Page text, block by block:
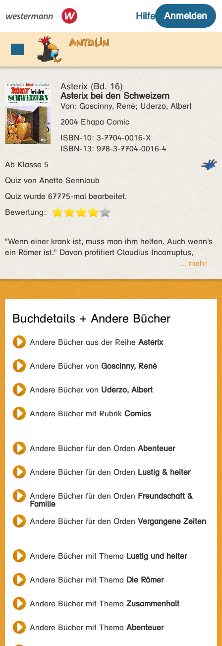
Asterix (Bd. 16)
Asterix bei den Schweizern
Von: Goscinny, René; Uderzo, Albert
2004 Ehapa Comic
ISBN‑10: 3-7704-0016-X
ISBN‑13: 978-3-7704-0016-4
Ab Klasse 5
Quiz von Anette Sennlaub
Quiz wurde 67775-mal bearbeitet.
Bewertung:
"Wenn einer krank ist, muss man ihm helfen. Auch wenn's
ein Römer ist." Davon profitiert Claudius Incorruptus,
... mehr
Buchdetails + Andere Bücher
Andere Bücher aus der Reihe Asterix
Andere Bücher von Goscinny, René
Andere Bücher von Uderzo, Albert
Andere Bücher mit Rubrik Comics
Andere Bücher für den Orden Abenteuer
Andere Bücher für den Orden Lustig & heiter
Andere Bücher für den Orden Freundschaft &
Familie
Andere Bücher für den Orden Vergangene Zeiten
Andere Bücher mit Thema Lustig und heiter
Andere Bücher mit Thema Die Römer
Andere Bücher mit Thema Zusammenhalt
Andere Bücher mit Thema Abenteuer